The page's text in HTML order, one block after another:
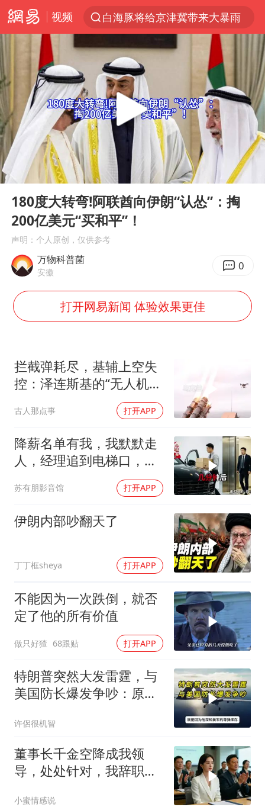
视频
白海豚将给京津冀带来大暴雨
杭州机场已取消航班388架次
《披荆斩棘2026》阵容官宣
中国第1高楼阻尼器摆动明显
上海有出现龙卷潜势
国足U17与阿森纳决赛取消 并列冠军
《龙餐馆》 冲奖
2025年小学教师减少13.19万
女子发现前夫婚内与第三者育子
以军士兵把枪口对准中国记者
笔试第一被劝弃考涉事副校长被撤职
挡“张雪机车”民进党当局怕什么
Play
00:00 03:59
180度大转弯!阿联酋向伊朗“认怂”：掏
200亿美元“买和平”！
声明：个人原创，仅供参考
万物科普菌
安徽 0
打开网易新闻 体验效果更佳
拦截弹耗尽，基辅上空失
控：泽连斯基的“无人机神
话”为何突然没人提了
古人那点事 打开APP
降薪名单有我，我默默走
人，经理追到电梯口，见
苏有朋影音馆 打开APP
伊朗内部吵翻天了
丁丁框sheya 打开APP
不能因为一次跌倒，就否
定了他的所有价值
做只好猹 68跟贴 打开APP
特朗普突然大发雷霆，与
美国防长爆发争吵：原来
许侶很机智
董事长千金空降成我领
导，处处针对，我辞职
小蜜情感说